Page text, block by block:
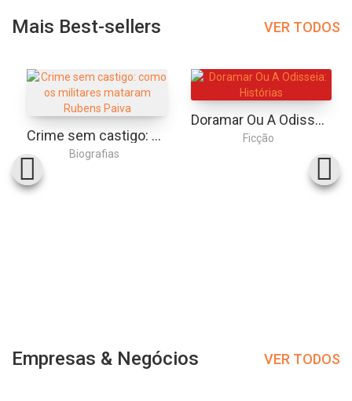
Mais Best-sellers VER TODOS
Crime sem castigo: como os militares mataram Rubens Paiva
Biografias
Doramar Ou A Odisseia: Histórias
Ficção
Empresas & Negócios VER TODOS